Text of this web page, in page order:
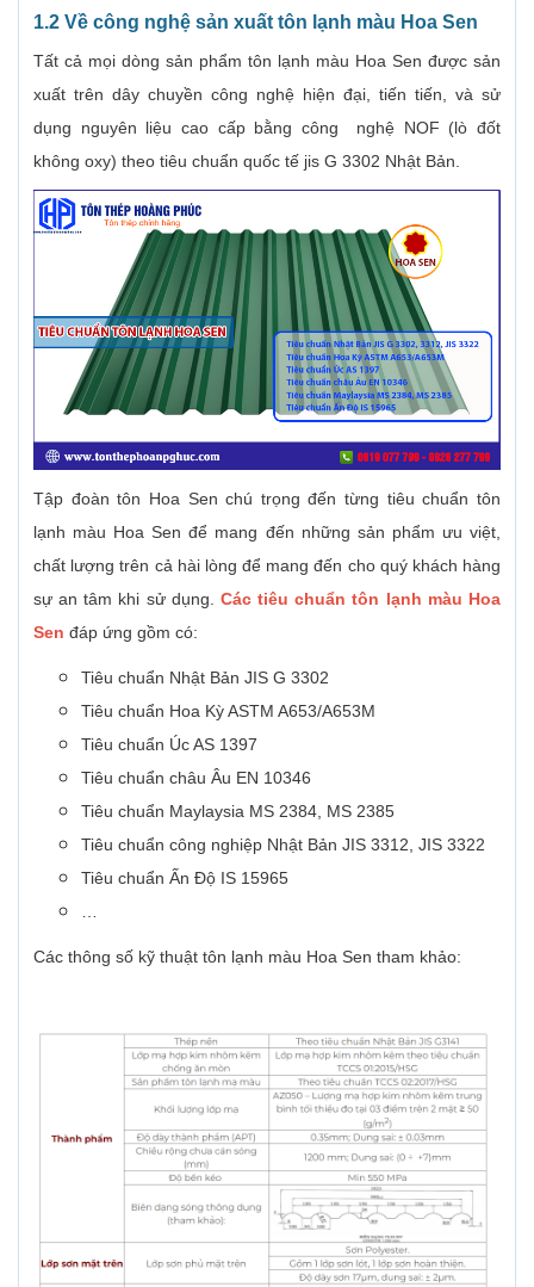
1.2 Về công nghệ sản xuất tôn lạnh màu Hoa Sen
Tất cả mọi dòng sản phẩm tôn lạnh màu Hoa Sen được sản
xuất trên dây chuyền công nghệ hiện đại, tiến tiến, và sử
dụng nguyên liệu cao cấp bằng công nghệ NOF (lò đốt
không oxy) theo tiêu chuẩn quốc tế jis G 3302 Nhật Bản.
Tập đoàn tôn Hoa Sen chú trọng đến từng tiêu chuẩn tôn
lạnh màu Hoa Sen để mang đến những sản phẩm ưu việt,
chất lượng trên cả hài lòng để mang đến cho quý khách hàng
sự an tâm khi sử dụng. Các tiêu chuẩn tôn lạnh màu Hoa
Sen đáp ứng gồm có:
Tiêu chuẩn Nhật Bản JIS G 3302
Tiêu chuẩn Hoa Kỳ ASTM A653/A653M
Tiêu chuẩn Úc AS 1397
Tiêu chuẩn châu Âu EN 10346
Tiêu chuẩn Maylaysia MS 2384, MS 2385
Tiêu chuẩn công nghiệp Nhật Bản JIS 3312, JIS 3322
Tiêu chuẩn Ấn Độ IS 15965
…
Các thông số kỹ thuật tôn lạnh màu Hoa Sen tham khảo: